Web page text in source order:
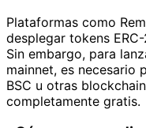
Plataformas como
desplegar tokens
Sin embargo, para
mainnet, es necesario
BSC u otras
completamente gratis.